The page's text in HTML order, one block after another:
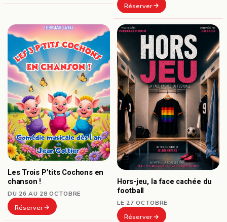
Réserver
Les Trois P’tits Cochons en
chanson !
DU 26 AU 28 OCTOBRE
Réserver
Hors-jeu, la face cachée du
football
LE 27 OCTOBRE
Réserver